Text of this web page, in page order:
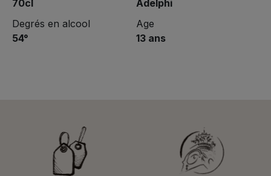
70cl
Degrés en alcool
54°
Adelphi
Age
13 ans